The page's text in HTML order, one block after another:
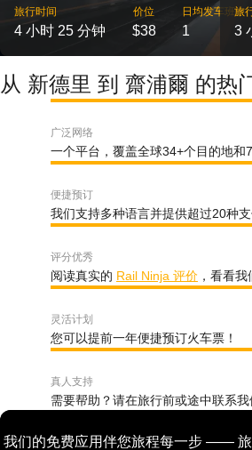
旅行时间
4 小时 25 分钟
价位
$38
日均发车班次
1
旅
3
从 新德里 到 齋浦爾 的热
广泛网络
一个平台，覆盖全球34+个目的地和
便捷预订
我们支持多种语言并提供超过20种支
评分优秀
阅读真实的 Rail Ninja 评价 ，看看我
灵活计划
您可以提前一年便捷预订火车票！
真人支持
需要帮助？请在旅行前或途中联系我
我们的免费应用伴您旅程每一步 —— 旅